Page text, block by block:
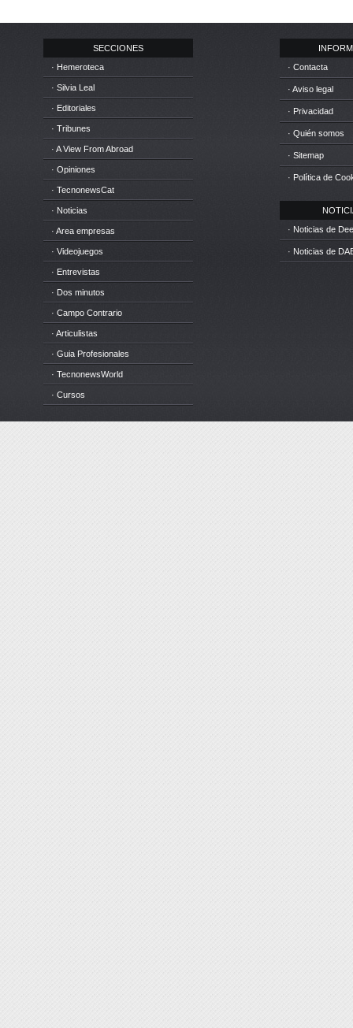
SECCIONES
· Hemeroteca
· Silvia Leal
· Editoriales
· Tribunes
· A View From Abroad
· Opiniones
· TecnonewsCat
· Noticias
· Area empresas
· Videojuegos
· Entrevistas
· Dos minutos
· Campo Contrario
· Articulistas
· Guia Profesionales
· TecnonewsWorld
· Cursos
· Contacta
· Aviso legal
· Privacidad
· Quién somos
· Sitemap
· Política de
· Noticias de
· Noticias de